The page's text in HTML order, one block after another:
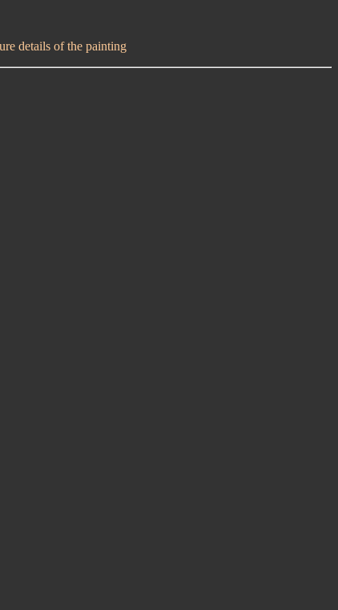
details of the painting